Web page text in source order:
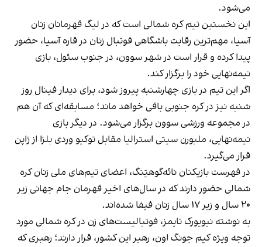
می‌شود.
این نخستین تیم کره شمالی است که در لیگ قهرمانان زنان
آسیا، مهم‌ترین رقابت باشگاهی فوتبال زنان در قاره آسیا، حضور
پیدا کرده و قرار است در شهر سوون، در جنوب سئول، بازی
نیمه‌نهایی خود را برگزار کند.
اگر این تیم در بازی چهارشنبه پیروز شود، برای دیدار فینال روز
شنبه نیز در کره جنوبی باقی خواهد ماند؛ مسابقه‌ای که آن هم
در مجموعه ورزشی سوون برگزار می‌شود. در دیگر بازی
نیمه‌نهایی، ملبورن سیتی استرالیا مقابل توکیو وردی بلزا از ژاپن
قرار می‌گیرد.
در فهرست بازیکنان نائه‌گو‌هیَنگ، اعضای تیم‌های ملی زنان کره
شمالی حضور دارند که در سال‌های اخیر قهرمان جام جهانی زیر
۲۰ سال و زیر ۱۷ سال زنان فیفا شده‌اند.
به نوشته نیویورک تایمز، فوتبالیست‌های زن در کره شمالی مورد
توجه ویژه کیم جونگ اون، رهبر این کشور، قرار دارند؛ رهبری که